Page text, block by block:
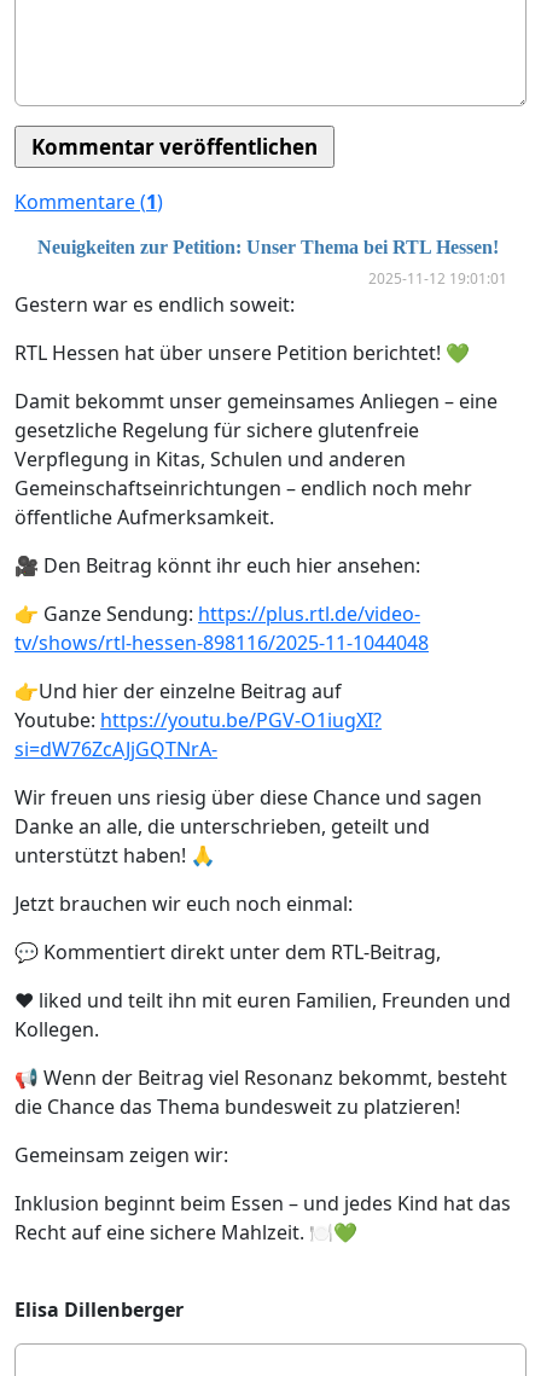
Kommentare (1)
Neuigkeiten zur Petition: Unser Thema bei RTL Hessen!
2025-11-12 19:01:01
Gestern war es endlich soweit:
RTL Hessen hat über unsere Petition berichtet! 💚
Damit bekommt unser gemeinsames Anliegen – eine
gesetzliche Regelung für sichere glutenfreie
Verpflegung in Kitas, Schulen und anderen
Gemeinschaftseinrichtungen – endlich noch mehr
öffentliche Aufmerksamkeit.
🎥 Den Beitrag könnt ihr euch hier ansehen:
👉 Ganze Sendung: https://plus.rtl.de/video-
tv/shows/rtl-hessen-898116/2025-11-1044048
👉Und hier der einzelne Beitrag auf
Youtube: https://youtu.be/PGV-O1iugXI?
si=dW76ZcAJjGQTNrA-
Wir freuen uns riesig über diese Chance und sagen
Danke an alle, die unterschrieben, geteilt und
unterstützt haben! 🙏
Jetzt brauchen wir euch noch einmal:
💬 Kommentiert direkt unter dem RTL-Beitrag,
❤️ liked und teilt ihn mit euren Familien, Freunden und
Kollegen.
📢 Wenn der Beitrag viel Resonanz bekommt, besteht
die Chance das Thema bundesweit zu platzieren!
Gemeinsam zeigen wir:
Inklusion beginnt beim Essen – und jedes Kind hat das
Recht auf eine sichere Mahlzeit. 🍽️💚
Elisa Dillenberger